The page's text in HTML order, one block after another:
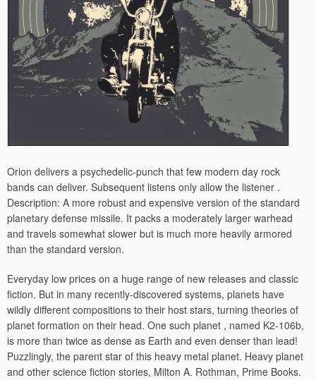
Orion delivers a psychedelic-punch that few modern day rock
bands can deliver. Subsequent listens only allow the listener .
Description: A more robust and expensive version of the standard
planetary defense missile. It packs a moderately larger warhead
and travels somewhat slower but is much more heavily armored
than the standard version.
Everyday low prices on a huge range of new releases and classic
fiction. But in many recently-discovered systems, planets have
wildly different compositions to their host stars, turning theories of
planet formation on their head. One such planet , named K2-106b,
is more than twice as dense as Earth and even denser than lead!
Puzzlingly, the parent star of this heavy metal planet. Heavy planet
and other science fiction stories, Milton A. Rothman, Prime Books.